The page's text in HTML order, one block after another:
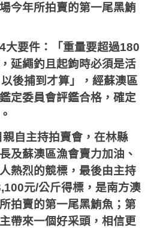
今年所拍賣的第一尾黑鮪
4大要件：「重量要超過180
延繩釣且起鉤時必須是活
以後捕到才算」，經蘇澳區
定委員會評鑑合格，確定
親自主持拍賣會，在林縣
及蘇澳區漁會賣力加油、
熱烈的競標，最後由主持
元/公斤得標，是南方澳
拍賣的第一尾黑鮪魚；第
帶來一個好采頭，相信更